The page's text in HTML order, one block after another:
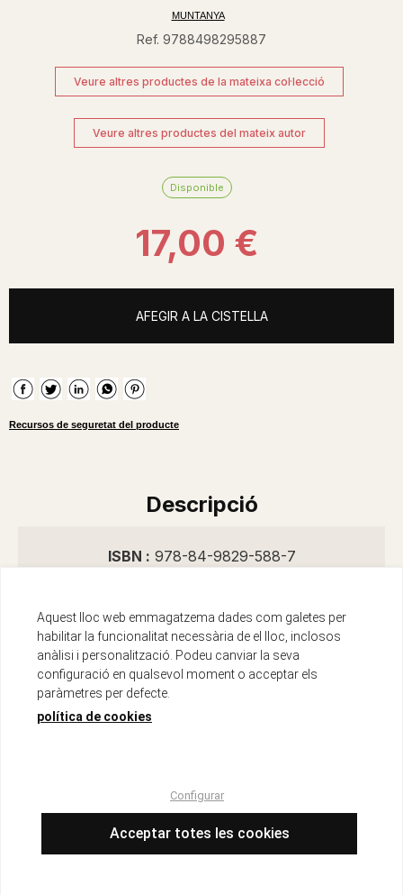
MUNTANYA
Ref. 9788498295887
Veure altres productes de la mateixa col·lecció
Veure altres productes del mateix autor
Disponible
17,00 €
AFEGIR A LA CISTELLA
Recursos de seguretat del producte
Descripció
ISBN : 978-84-9829-588-7
Any d'edició :
2022
Idioma : Español, Castellano
Autor/s : Magdaleno Huertas, Lara
Número de pàgines :
Col·lecció :
Aquest lloc web emmagatzema dades com galetes per
habilitar la funcionalitat necessària de el lloc, inclosos
anàlisi i personalització. Podeu canviar la seva
configuració en qualsevol moment o acceptar els
paràmetres per defecte.
política de cookies
Configurar
Acceptar totes les cookies